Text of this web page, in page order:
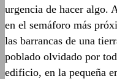
urgencia de hacer algo.
en el semáforo más
las barrancas de una
poblado olvidado por
edificio, en la pequeña